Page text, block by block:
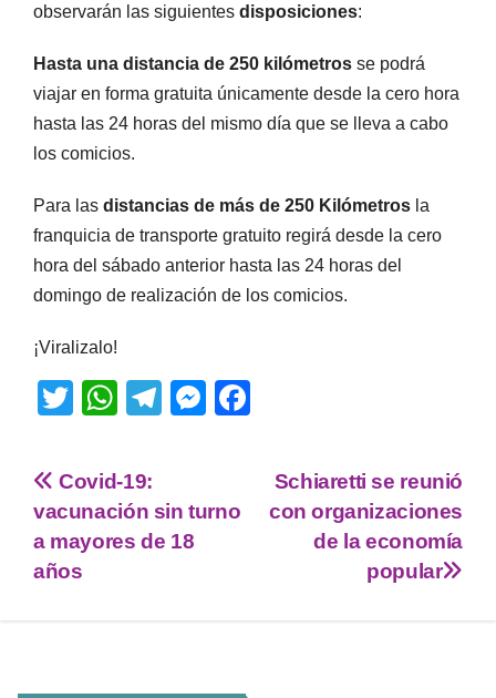
observarán las siguientes disposiciones:
Hasta una distancia de 250 kilómetros se podrá
viajar en forma gratuita únicamente desde la cero hora
hasta las 24 horas del mismo día que se lleva a cabo
los comicios.
Para las distancias de más de 250 Kilómetros la
franquicia de transporte gratuito regirá desde la cero
hora del sábado anterior hasta las 24 horas del
domingo de realización de los comicios.
¡Viralizalo!
T
tt
er
W
at
s
A
T
gr
a
M
e
e
Schiaretti se reunió
con organizaciones
de la economía
popular
Covid-19:
vacunación sin turno
a mayores de 18
años